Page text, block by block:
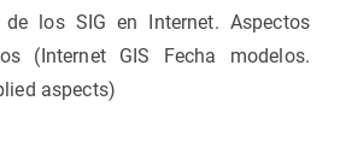
los SIG en Internet. Aspectos
(Internet GIS Fecha modelos.
aspects)